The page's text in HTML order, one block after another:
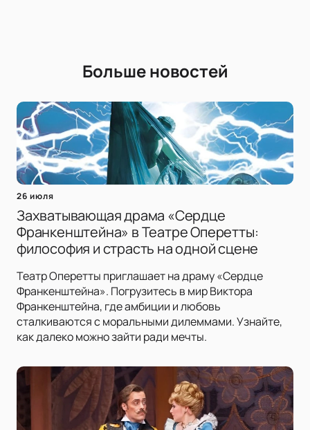
Больше новостей
26 июля
Захватывающая драма «Сердце
Франкенштейна» в Театре Оперетты:
философия и страсть на одной сцене
Театр Оперетты приглашает на драму «Сердце
Франкенштейна». Погрузитесь в мир Виктора
Франкенштейна, где амбиции и любовь
сталкиваются с моральными дилеммами. Узнайте,
как далеко можно зайти ради мечты.